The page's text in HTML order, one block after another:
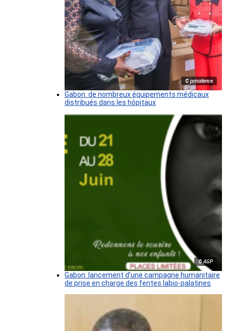
© présidence
Gabon: de nombreux équipements médicaux
distribués dans les hôpitaux
© AGP
Gabon: lancement d’une campagne humanitaire
de prise en charge des fentes labio-palatines